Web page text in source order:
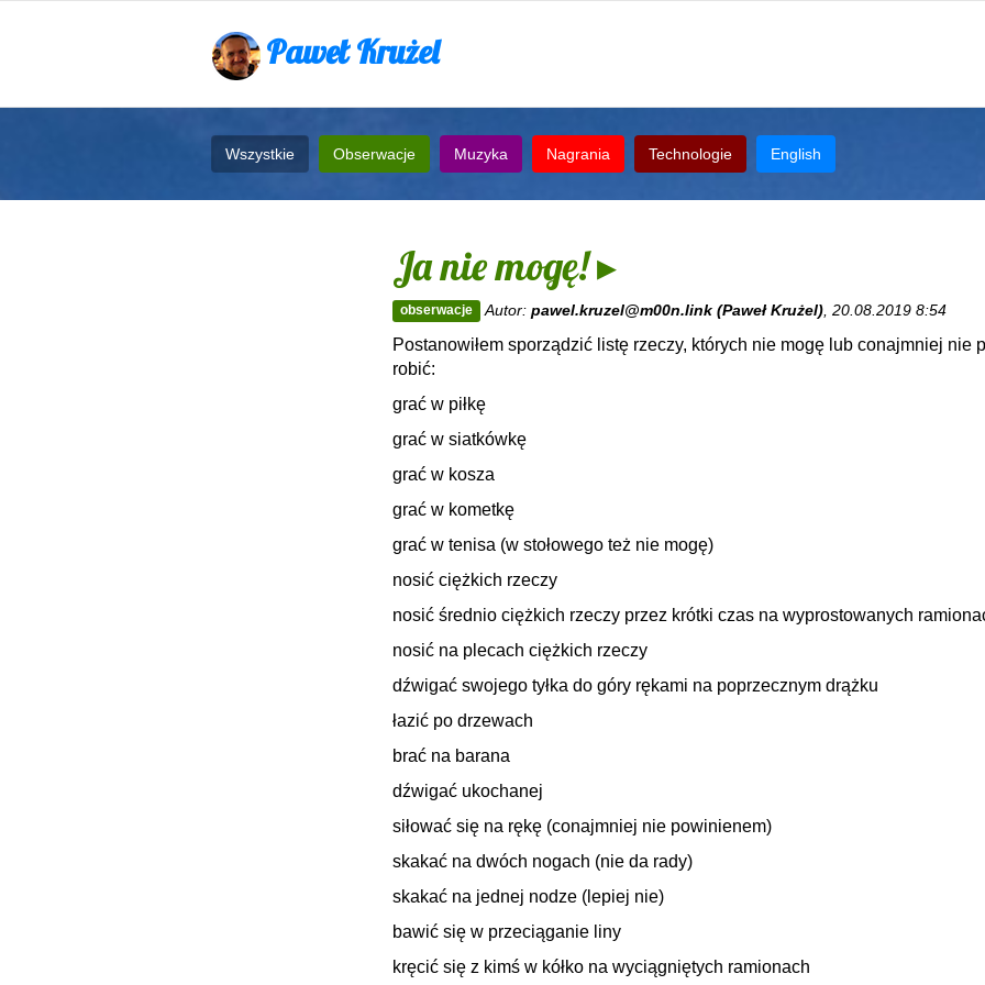
Paweł Krużel
Wszystkie Obserwacje Muzyka Nagrania Technologie English
Ja nie mogę! ▸
obserwacje Autor:pawel.kruzel@m00n.link (Paweł Krużel) , 20.08.2019 8:54
Postanowiłem sporządzić listę rzeczy, których nie mogę lub conajmniej nie
robić:
grać w piłkę
grać w siatkówkę
grać w kosza
grać w kometkę
grać w tenisa (w stołowego też nie mogę)
nosić ciężkich rzeczy
nosić średnio ciężkich rzeczy przez krótki czas na wyprostowanych
nosić na plecach ciężkich rzeczy
dźwigać swojego tyłka do góry rękami na poprzecznym drążku
łazić po drzewach
brać na barana
dźwigać ukochanej
siłować się na rękę (conajmniej nie powinienem)
skakać na dwóch nogach (nie da rady)
skakać na jednej nodze (lepiej nie)
bawić się w przeciąganie liny
kręcić się z kimś w kółko na wyciągniętych ramionach